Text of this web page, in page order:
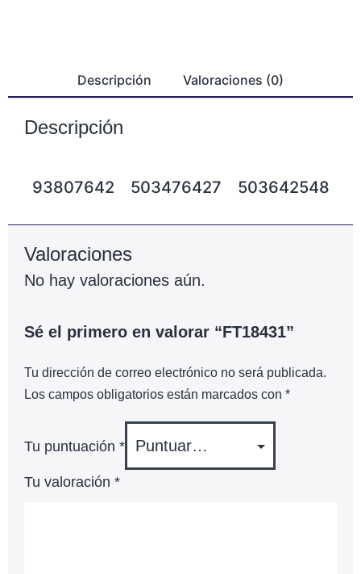
Descripción Valoraciones (0)
Descripción
93807642 503476427 503642548
Valoraciones
No hay valoraciones aún.
Sé el primero en valorar “FT18431”
Tu dirección de correo electrónico no será publicada.
Los campos obligatorios están marcados con *
Tu puntuación *
Tu valoración *